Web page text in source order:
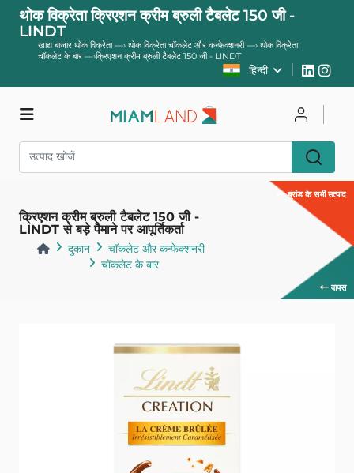
थोक विक्रेता क्रिएशन क्रीम ब्रुली टैबलेट 150 जी -
LINDT
खाद्य बाजार थोक विक्रेता —› थोक विक्रेता चॉकलेट और कन्फेक्शनरी—› थोक विक्रेता
चॉकलेट के बार —›क्रिएशन क्रीम ब्रुली टैबलेट 150 जी - LINDT
हिन्दी
क्रिएशन क्रीम ब्रुली टैबलेट 150 जी -
LINDT से बड़े पैमाने पर आपूर्तिकर्ता
दुकान
चॉकलेट और कन्फेक्शनरी
चॉकलेट के बार
ब्रांड के सभी उत्पाद
वापस
दुकान साइन इन करें